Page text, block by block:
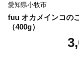
愛知県小牧市
fuu オカメインコの
（400g）